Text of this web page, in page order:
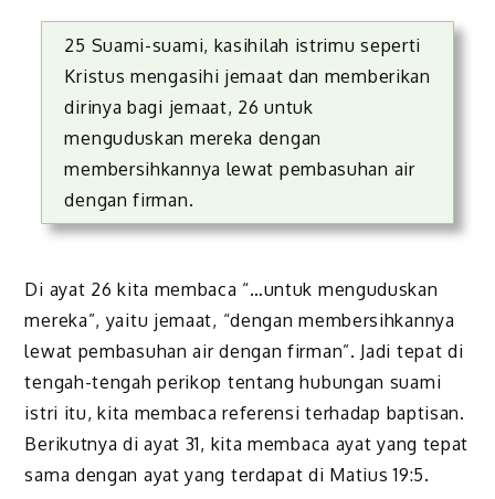
25 Suami-suami, kasihilah istrimu seperti
Kristus mengasihi jemaat dan memberikan
dirinya bagi jemaat, 26 untuk
menguduskan mereka dengan
membersihkannya lewat pembasuhan air
dengan firman.
Di ayat 26 kita membaca “…untuk menguduskan
mereka”, yaitu jemaat, “dengan membersihkannya
lewat pembasuhan air dengan firman”. Jadi tepat di
tengah-tengah perikop tentang hubungan suami
istri itu, kita membaca referensi terhadap baptisan.
Berikutnya di ayat 31, kita membaca ayat yang tepat
sama dengan ayat yang terdapat di Matius 19:5.